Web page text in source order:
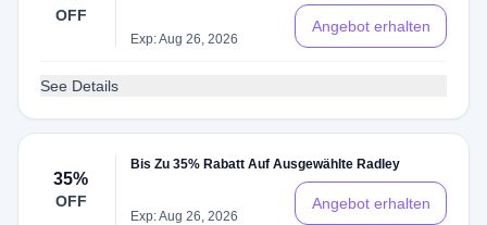
OFF
Exp: Aug 26, 2026
Angebot erhalten
See Details
35%
OFF
Bis Zu 35% Rabatt Auf Ausgewählte Radley
Exp: Aug 26, 2026
Angebot erhalten